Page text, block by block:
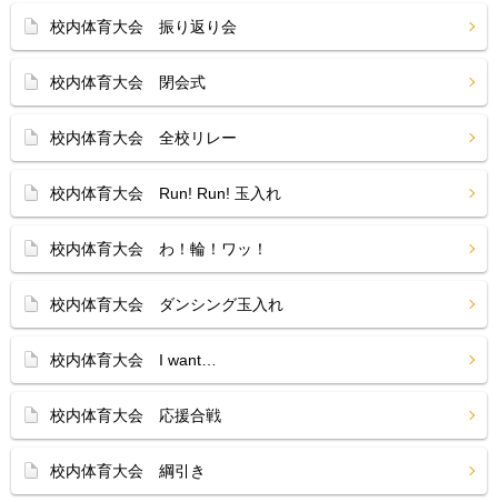
校内体育大会 振り返り会
校内体育大会 閉会式
校内体育大会 全校リレー
校内体育大会 Run! Run! 玉入れ
校内体育大会 わ！輪！ワッ！
校内体育大会 ダンシング玉入れ
校内体育大会 I want…
校内体育大会 応援合戦
校内体育大会 綱引き